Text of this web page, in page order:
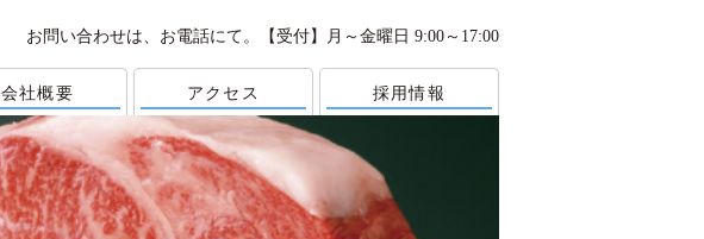
お問い合わせは、お電話にて。 【受付】月～金曜日 9:00～17:00
会社概要 アクセス 採用情報